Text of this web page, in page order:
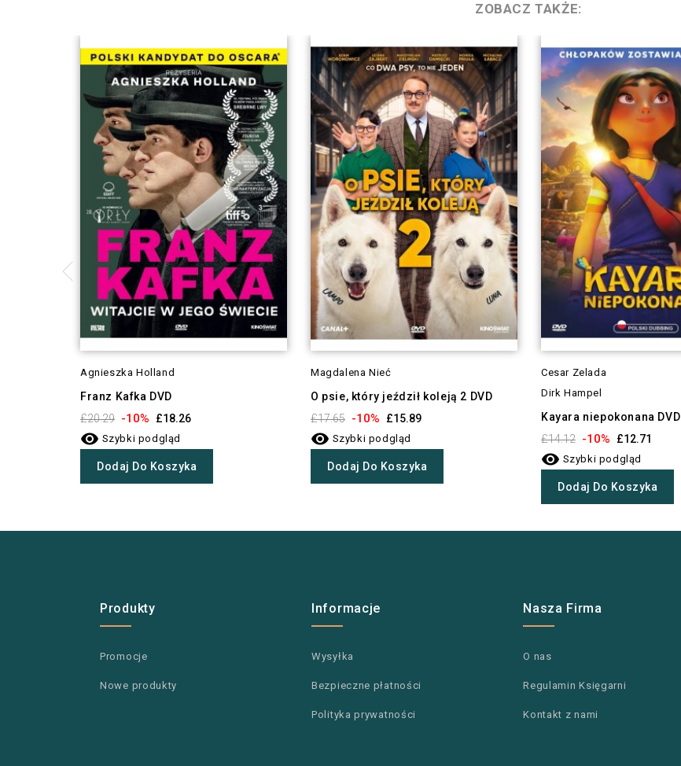
ZOBACZ TAKŻE:
Agnieszka Holland
Franz Kafka DVD
£20.29 -10% £18.26
 Szybki podgląd
Dodaj Do Koszyka
Magdalena Nieć
O psie, który jeździł koleją 2 DVD
£17.65 -10% £15.89
 Szybki podgląd
Dodaj Do Koszyka
Cesar Zelada
Dirk Hampel
Kayara niepokonana DVD
£14.12 -10% £12.71
 Szybki podgląd
Dodaj Do Koszyka
Produkty
Promocje
Nowe produkty
Informacje
Wysyłka
Bezpieczne płatności
Polityka prywatności
Nasza Firma
O nas
Regulamin Księgarni
Kontakt z nami